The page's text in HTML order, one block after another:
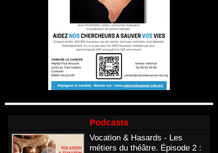
Podcasts
Vocation & Hasards - Les
métiers du théâtre. Épisode 2 :